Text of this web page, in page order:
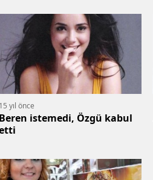
15 yıl önce
Beren istemedi, Özgü kabul